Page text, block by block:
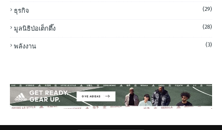
ธุรกิจ (29)
มูลนิธิป่อเต็กตึ๊ง (28)
พลังงาน (3)